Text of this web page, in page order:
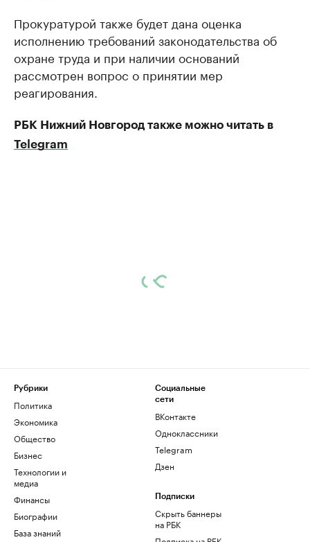
Прокуратурой также будет дана оценка
исполнению требований законодательства об
охране труда и при наличии оснований
рассмотрен вопрос о принятии мер
реагирования.
РБК Нижний Новгород также можно читать в
Telegram
Рубрики
Политика
Экономика
Общество
Бизнес
Технологии и
медиа
Финансы
Биографии
База знаний
Социальные
сети
ВКонтакте
Одноклассники
Telegram
Дзен
Подписки
Скрыть баннеры
на РБК